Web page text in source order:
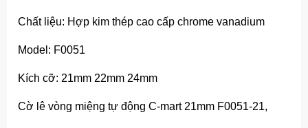
Chất liệu: Hợp kim thép cao cấp chrome vanadium
Model: F0051
Kích cỡ: 21mm 22mm 24mm
Cờ lê vòng miệng tự động C-mart 21mm F0051-21,